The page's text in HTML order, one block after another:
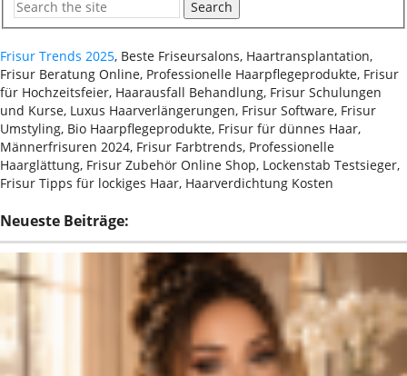
Search
Frisur Trends 2025, Beste Friseursalons, Haartransplantation,
Frisur Beratung Online, Professionelle Haarpflegeprodukte, Frisur
für Hochzeitsfeier, Haarausfall Behandlung, Frisur Schulungen
und Kurse, Luxus Haarverlängerungen, Frisur Software, Frisur
Umstyling, Bio Haarpflegeprodukte, Frisur für dünnes Haar,
Männerfrisuren 2024, Frisur Farbtrends, Professionelle
Haarglättung, Frisur Zubehör Online Shop, Lockenstab Testsieger,
Frisur Tipps für lockiges Haar, Haarverdichtung Kosten
Neueste Beiträge: